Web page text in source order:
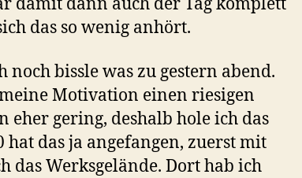
das so wenig anhört.
noch bissle was zu gestern abend.
Motivation einen riesigen
eher gering, deshalb hole ich das
hat das ja angefangen, zuerst mit
das Werksgelände. Dort hab ich